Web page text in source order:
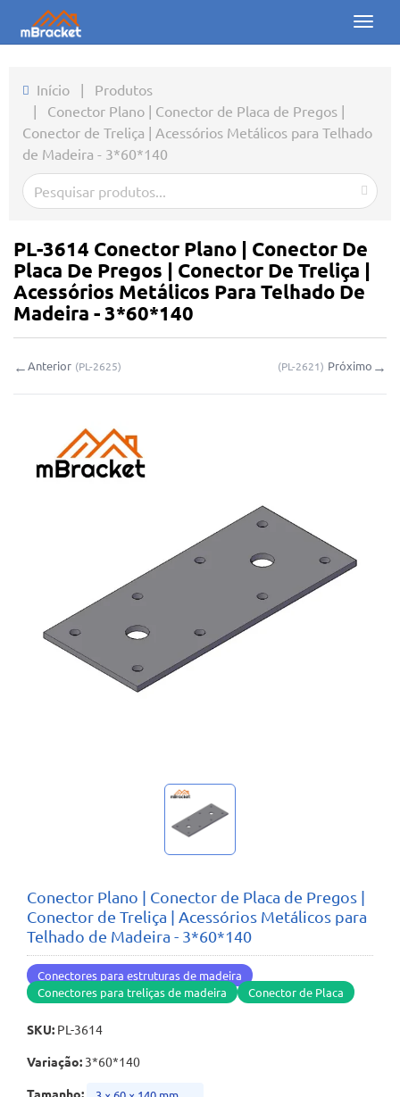
Toggle
Produtos
Notícias
Fotos
Sobre nós
Contato
Consulta online
🌐 Language▼
Início | Produtos
| Conector Plano | Conector de Placa de Pregos |
Conector de Treliça | Acessórios Metálicos para Telhado
de Madeira - 3*60*140
PL-3614 Conector Plano | Conector De
Placa De Pregos | Conector De Treliça |
Acessórios Metálicos Para Telhado De
Madeira - 3*60*140
←Anterior (PL-2625) (PL-2621) Próximo →
Conector Plano | Conector de Placa de Pregos |
Conector de Treliça | Acessórios Metálicos para
Telhado de Madeira - 3*60*140
Conectores para estruturas de madeira
Conectores para treliças de madeira
Conector de Placa
SKU: PL-3614
Variação: 3*60*140
Tamanho: